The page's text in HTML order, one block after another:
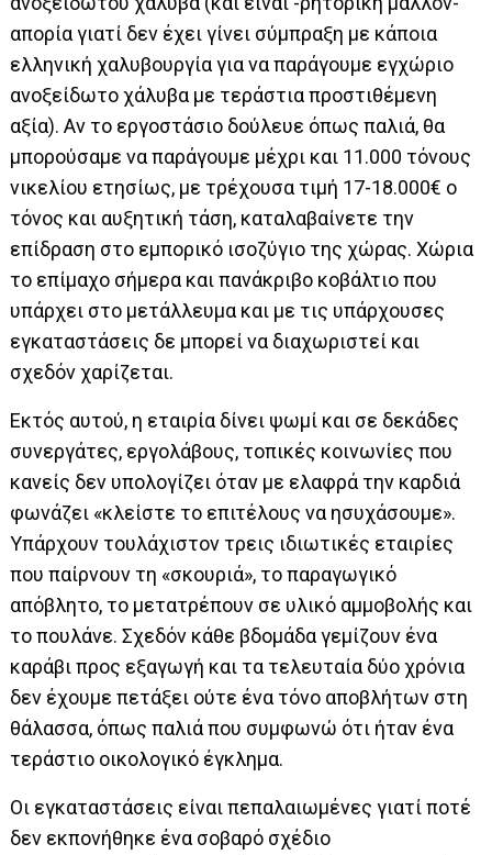
απορία γιατί δεν έχει γίνει σύμπραξη με κάποια
ελληνική χαλυβουργία για να παράγουμε εγχώριο
ανοξείδωτο χάλυβα με τεράστια προστιθέμενη
αξία). Αν το εργοστάσιο δούλευε όπως παλιά, θα
μπορούσαμε να παράγουμε μέχρι και 11.000 τόνους
νικελίου ετησίως, με τρέχουσα τιμή 17-18.000€ ο
τόνος και αυξητική τάση, καταλαβαίνετε την
επίδραση στο εμπορικό ισοζύγιο της χώρας. Χώρια
το επίμαχο σήμερα και πανάκριβο κοβάλτιο που
υπάρχει στο μετάλλευμα και με τις υπάρχουσες
εγκαταστάσεις δε μπορεί να διαχωριστεί και
σχεδόν χαρίζεται.
Εκτός αυτού, η εταιρία δίνει ψωμί και σε δεκάδες
συνεργάτες, εργολάβους, τοπικές κοινωνίες που
κανείς δεν υπολογίζει όταν με ελαφρά την καρδιά
φωνάζει «κλείστε το επιτέλους να ησυχάσουμε».
Υπάρχουν τουλάχιστον τρεις ιδιωτικές εταιρίες
που παίρνουν τη «σκουριά», το παραγωγικό
απόβλητο, το μετατρέπουν σε υλικό αμμοβολής και
το πουλάνε. Σχεδόν κάθε βδομάδα γεμίζουν ένα
καράβι προς εξαγωγή και τα τελευταία δύο χρόνια
δεν έχουμε πετάξει ούτε ένα τόνο αποβλήτων στη
θάλασσα, όπως παλιά που συμφωνώ ότι ήταν ένα
τεράστιο οικολογικό έγκλημα.
Οι εγκαταστάσεις είναι πεπαλαιωμένες γιατί ποτέ
δεν εκπονήθηκε ένα σοβαρό σχέδιο